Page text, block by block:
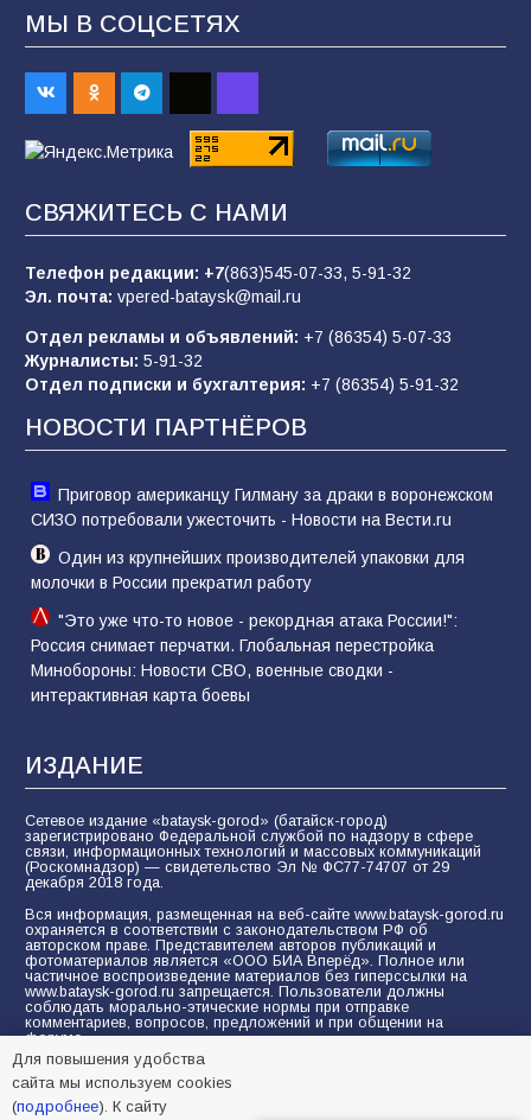
В Батайске продолжаются дорожные работы
98 04.08.2026
пропагандистский вброс
«Слухами Москву не возьмёшь»: почему
заявления Киева о мобилизации — это
отчаяние, а не разведка
81 02.08.2026
МЫ В СОЦСЕТЯХ
СВЯЖИТЕСЬ С НАМИ
Телефон редакции: +7(863)545-07-33, 5-91-32
Эл. почта: vpered-bataysk@mail.ru
Отдел рекламы и объявлений: +7 (86354) 5-07-33
Журналисты: 5-91-32
Отдел подписки и бухгалтерия: +7 (86354) 5-91-32
НОВОСТИ ПАРТНЁРОВ
Приговор американцу Гилману за драки в воронежском
СИЗО потребовали ужесточить - Новости на Вести.ru
Один из крупнейших производителей упаковки для
молочки в России прекратил работу
"Это уже что-то новое - рекордная атака России!":
Россия снимает перчатки. Глобальная перестройка
Минобороны: Новости СВО, военные сводки -
интерактивная карта боевы
ИЗДАНИЕ
Сетевое издание «bataysk-gorod» (батайск-город)
зарегистрировано Федеральной службой по надзору в сфере
связи, информационных технологий и массовых коммуникаций
(Роскомнадзор) — свидетельство Эл № ФС77-74707 от 29
декабря 2018 года.
Вся информация, размещенная на веб-сайте www.bataysk-gorod.ru
охраняется в соответствии с законодательством РФ об
авторском праве. Представителем авторов публикаций и
фотоматериалов является «ООО БИА Вперёд». Полное или
частичное воспроизведение материалов без гиперссылки на
www.bataysk-gorod.ru запрещается. Пользователи должны
соблюдать морально-этические нормы при отправке
комментариев, вопросов, предложений и при общении на
форуме.
Политика конфиденциальности и защиты информации
Согласие на обработку персональных данных с помощью
Для повышения удобства
сайта мы используем cookies
(подробнее). К сайту